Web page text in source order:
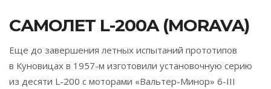
САМОЛЕТ L-200A (MORAVA)
Еще до завершения летных испытаний прототипов
в Куновицах в 1957-м изготовили установочную серию
из десяти L-200 с моторами «Вальтер-Минор» 6-III